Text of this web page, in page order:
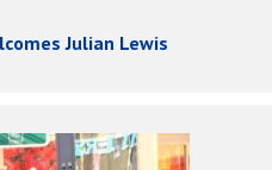
Julian Lewis